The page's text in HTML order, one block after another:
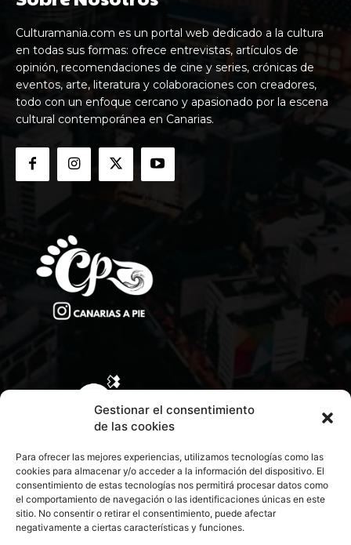
Gestionar el consentimiento
de las cookies
Para ofrecer las mejores experiencias, utilizamos tecnologías como las
cookies para almacenar y/o acceder a la información del dispositivo. El
consentimiento de estas tecnologías nos permitirá procesar datos como
el comportamiento de navegación o las identificaciones únicas en este
sitio. No consentir o retirar el consentimiento, puede afectar
negativamente a ciertas características y funciones.
Culturamania.com es un portal web dedicado a la cultura
en todas sus formas: ofrece entrevistas, artículos de
opinión, recomendaciones de cine y series, crónicas de
eventos, arte, literatura y colaboraciones con creadores,
todo con un enfoque cercano y apasionado por la escena
cultural contemporánea en Canarias.
CONTACTA CON NOSOTROS